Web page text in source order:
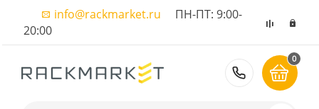
info@rackmarket.ru ПН-ПТ: 9:00-
20:00
8 (495)
0